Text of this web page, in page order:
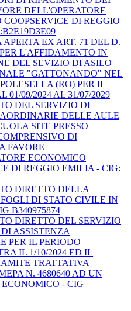
DELL'OPERATORE
COOPSERVICE DI REGGIO
APERTA EX ART. 71 DEL D.
L'AFFIDAMENTO IN
DEL SEVIZIO DI ASILO
"GATTONANDO" NEL
(RO) PER IL
01/09/2024 AL 31/07/2029
DEL SERVIZIO DI
DELLE AULE
SITE PRESSO
DI
FAVORE
ECONOMICO
DI REGGIO EMILIA - CIG:
DIRETTO DELLA
DI STATO CIVILE IN
B340975874
DIRETTO DEL SERVIZIO
ASSISTENZA
PER IL PERIODO
IL 1/10/2024 ED IL
TRATTATIVA
N. 4680640 AD UN
- CIG